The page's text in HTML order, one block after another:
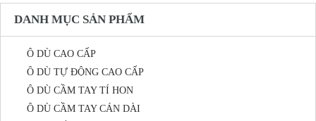
DANH MỤC SẢN PHẨM
Ô DÙ CAO CẤP
Ô DÙ TỰ ĐỘNG CAO CẤP
Ô DÙ CẦM TAY TÍ HON
Ô DÙ CẦM TAY CÁN DÀI